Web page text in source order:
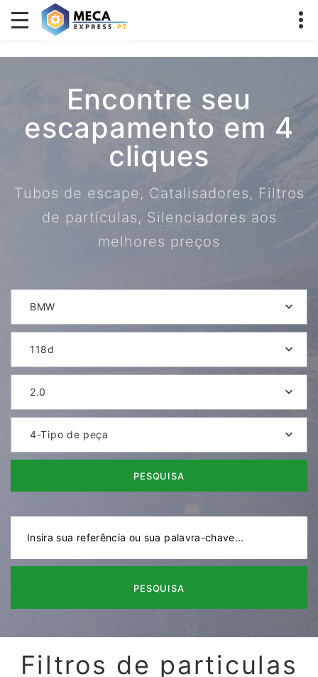
Encontre seu
escapamento em 4
cliques
Tubos de escape, Catalisadores, Filtros
de partículas, Silenciadores aos
melhores preços
BMW
118d
2.0
4-Tipo de peça
PESQUISA
PESQUISA
Filtros de particulas